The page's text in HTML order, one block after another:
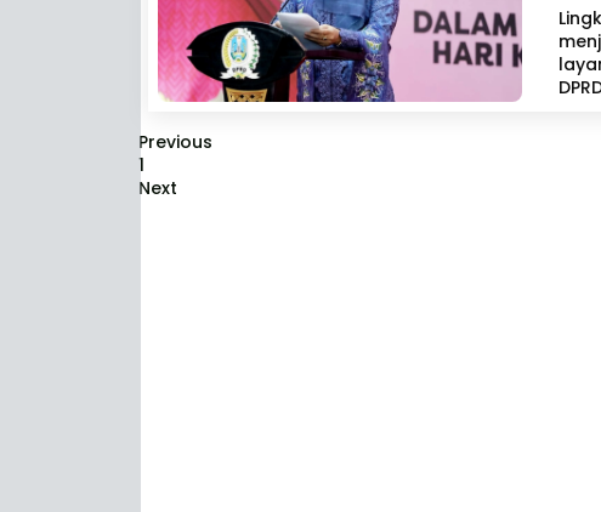
Previous
1
Next